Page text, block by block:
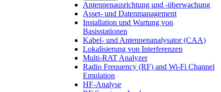
Antennenausrichtung und -überwachung
Asset- und Datenmanagement
Installation und Wartung von
Basisstationen
Kabel- und Antennenanalysator (CAA)
Lokalisierung von Interferenzen
Multi-RAT Analyzer
Radio Frequency (RF) and Wi-Fi Channel
Emulation
HF-Analyse